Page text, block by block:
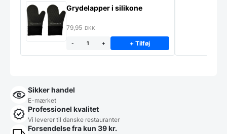
Grydelapper i silikone
79,95 DKK
- + + Tilføj
Sikker handel
E-mærket
Professionel kvalitet
Vi leverer til danske restauranter
Forsendelse fra kun 39 kr.